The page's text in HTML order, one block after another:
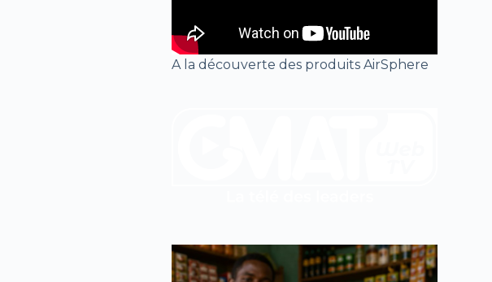
A la découverte des produits AirSphere